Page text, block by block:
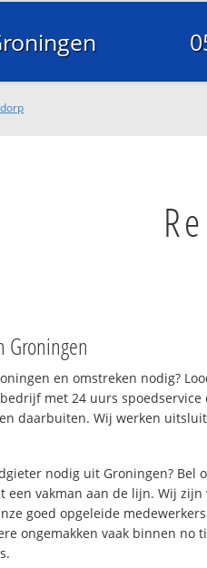
en omstreken nodig?
met 24 uurs spoedservice
daarbuiten. Wij werken
nodig uit Groningen? Bel
een vakman aan de lijn. Wij
goed opgeleide
ongemakken vaak binnen no